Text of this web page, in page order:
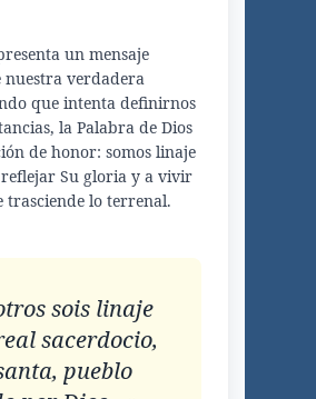
un mensaje
verdadera
que intenta definirnos
la Palabra de Dios
de honor: somos linaje
reflejar Su gloria y a vivir
trasciende lo terrenal.
sois linaje
sacerdocio,
pueblo